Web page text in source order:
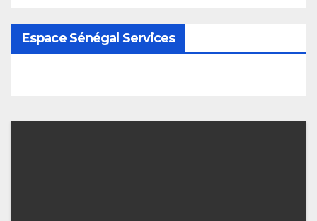
Espace Sénégal Services